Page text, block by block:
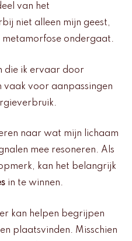
van het
niet alleen mijn geest,
metamorfose ondergaat.
die ik ervaar door
voor aanpassingen
naar wat mijn lichaam
mee resoneren. Als
kan het belangrijk
in te winnen.
kan helpen begrijpen
plaatsvinden. Misschien